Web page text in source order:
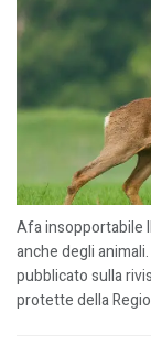
Afa insopportabile
anche degli
pubblicato sulla
protette della